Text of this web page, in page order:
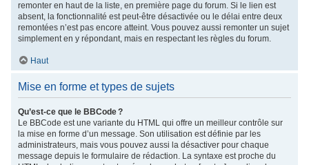
remonter en haut de la liste, en première page du forum. Si le lien est
absent, la fonctionnalité est peut-être désactivée ou le délai entre deux
remontées n’est pas encore atteint. Vous pouvez aussi remonter un sujet
simplement en y répondant, mais en respectant les règles du forum.
Haut
Mise en forme et types de sujets
Qu’est-ce que le BBCode ?
Le BBCode est une variante du HTML qui offre un meilleur contrôle sur
la mise en forme d’un message. Son utilisation est définie par les
administrateurs, mais vous pouvez aussi la désactiver pour chaque
message depuis le formulaire de rédaction. La syntaxe est proche du